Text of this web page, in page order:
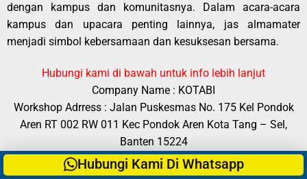
Hubungi Kami Di Whatsapp
dengan kampus dan komunitasnya. Dalam acara-acara
kampus dan upacara penting lainnya, jas almamater
menjadi simbol kebersamaan dan kesuksesan bersama.
Hubungi kami di bawah untuk info lebih lanjut
Company Name : KOTABI
Workshop Adrress : Jalan Puskesmas No. 175 Kel Pondok
Aren RT 002 RW 011 Kec Pondok Aren Kota Tang – Sel,
Banten 15224
Call / SMS / Whatsapp
:085771062589||https://bit.ly/SALES_KTA